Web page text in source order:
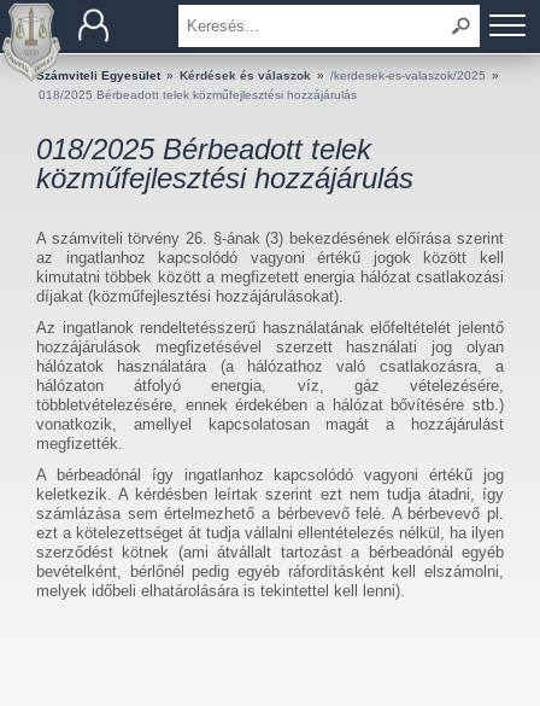
BEMUTATKOZÁS
TAGOK
OKTATÁS
KÉRDÉSEK ÉS VÁLASZOK
TUDÁSTÁR
KIADVÁNYOK
KAPCSOLAT
Számviteli Egyesület » Kérdések és válaszok » /kerdesek-es-valaszok/2025 »
018/2025 Bérbeadott telek közműfejlesztési hozzájárulás
018/2025 Bérbeadott telek
közműfejlesztési hozzájárulás
A számviteli törvény 26. §-ának (3) bekezdésének előírása szerint
az ingatlanhoz kapcsolódó vagyoni értékű jogok között kell
kimutatni többek között a megfizetett energia hálózat csatlakozási
díjakat (közműfejlesztési hozzájárulásokat).
Az ingatlanok rendeltetésszerű használatának előfeltételét jelentő
hozzájárulások megfizetésével szerzett használati jog olyan
hálózatok használatára (a hálózathoz való csatlakozásra, a
hálózaton átfolyó energia, víz, gáz vételezésére,
többletvételezésére, ennek érdekében a hálózat bővítésére stb.)
vonatkozik, amellyel kapcsolatosan magát a hozzájárulást
megfizették.
A bérbeadónál így ingatlanhoz kapcsolódó vagyoni értékű jog
keletkezik. A kérdésben leírtak szerint ezt nem tudja átadni, így
számlázása sem értelmezhető a bérbevevő felé. A bérbevevő pl.
ezt a kötelezettséget át tudja vállalni ellentételezés nélkül, ha ilyen
szerződést kötnek (ami átvállalt tartozást a bérbeadónál egyéb
bevételként, bérlőnél pedig egyéb ráfordításként kell elszámolni,
melyek időbeli elhatárolására is tekintettel kell lenni).